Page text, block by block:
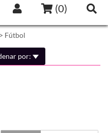
(0)
> Fútbol
por: